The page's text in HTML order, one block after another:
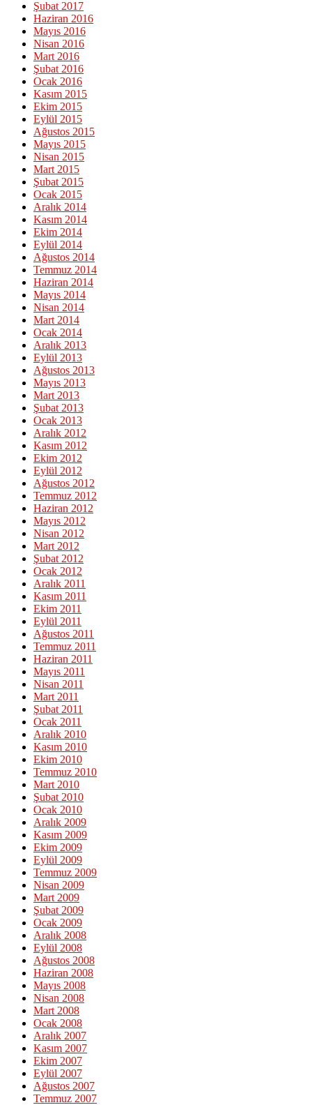
Şubat 2017
Haziran 2016
Mayıs 2016
Nisan 2016
Mart 2016
Şubat 2016
Ocak 2016
Kasım 2015
Ekim 2015
Eylül 2015
Ağustos 2015
Mayıs 2015
Nisan 2015
Mart 2015
Şubat 2015
Ocak 2015
Aralık 2014
Kasım 2014
Ekim 2014
Eylül 2014
Ağustos 2014
Temmuz 2014
Haziran 2014
Mayıs 2014
Nisan 2014
Mart 2014
Ocak 2014
Aralık 2013
Eylül 2013
Ağustos 2013
Mayıs 2013
Mart 2013
Şubat 2013
Ocak 2013
Aralık 2012
Kasım 2012
Ekim 2012
Eylül 2012
Ağustos 2012
Temmuz 2012
Haziran 2012
Mayıs 2012
Nisan 2012
Mart 2012
Şubat 2012
Ocak 2012
Aralık 2011
Kasım 2011
Ekim 2011
Eylül 2011
Ağustos 2011
Temmuz 2011
Haziran 2011
Mayıs 2011
Nisan 2011
Mart 2011
Şubat 2011
Ocak 2011
Aralık 2010
Kasım 2010
Ekim 2010
Temmuz 2010
Mart 2010
Şubat 2010
Ocak 2010
Aralık 2009
Kasım 2009
Ekim 2009
Eylül 2009
Temmuz 2009
Nisan 2009
Mart 2009
Şubat 2009
Ocak 2009
Aralık 2008
Eylül 2008
Ağustos 2008
Haziran 2008
Mayıs 2008
Nisan 2008
Mart 2008
Ocak 2008
Aralık 2007
Kasım 2007
Ekim 2007
Eylül 2007
Ağustos 2007
Temmuz 2007